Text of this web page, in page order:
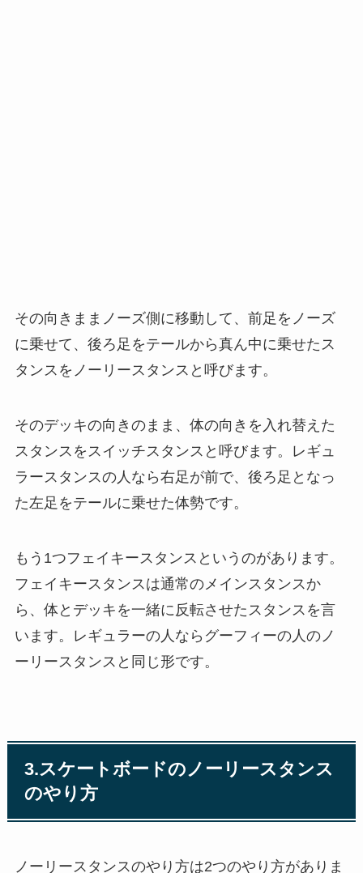
その向きままノーズ側に移動して、前足をノーズ
に乗せて、後ろ足をテールから真ん中に乗せたス
タンスをノーリースタンスと呼びます。
そのデッキの向きのまま、体の向きを入れ替えた
スタンスをスイッチスタンスと呼びます。レギュ
ラースタンスの人なら右足が前で、後ろ足となっ
た左足をテールに乗せた体勢です。
もう1つフェイキースタンスというのがあります。
フェイキースタンスは通常のメインスタンスか
ら、体とデッキを一緒に反転させたスタンスを言
います。レギュラーの人ならグーフィーの人のノ
ーリースタンスと同じ形です。
3.スケートボードのノーリースタンス
のやり方
ノーリースタンスのやり方は2つのやり方がありま